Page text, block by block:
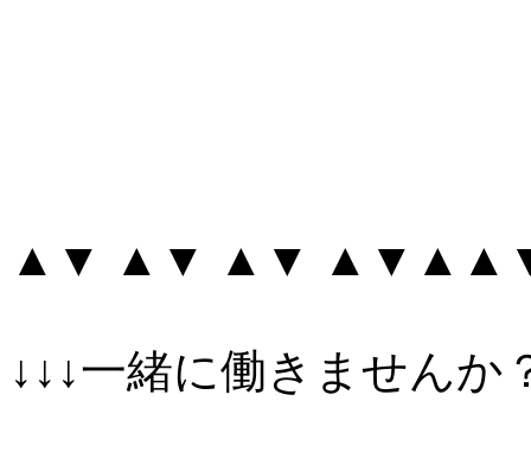
▲▼ ▲▼ ▲▼
↓↓↓一緒に働きませんか